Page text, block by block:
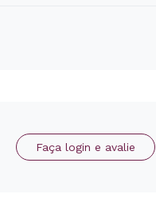
Faça login e avalie